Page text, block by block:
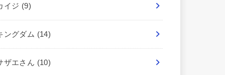
イジ (9)
ングダム (14)
ザエさん (10)